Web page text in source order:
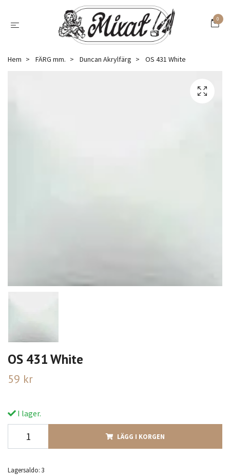
0
Hem FÄRG mm. Duncan Akrylfärg OS 431 White
OS 431 White
59 kr
I lager.
LÄGG I KORGEN
Lagersaldo: 3